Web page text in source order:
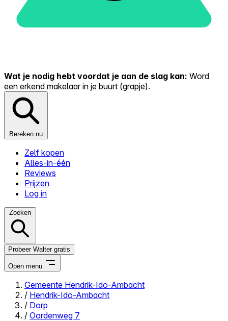
Wat je nodig hebt voordat je aan de slag kan: Word
een erkend makelaar in je buurt (grapje).
Bereken nu
Zelf kopen
Alles-in-één
Reviews
Prijzen
Log in
Zoeken
Probeer Walter gratis
Open menu
Close menu
Gemeente Hendrik-Ido-Ambacht
/ Hendrik-Ido-Ambacht
/ Dorp
/ Oordenweg 7